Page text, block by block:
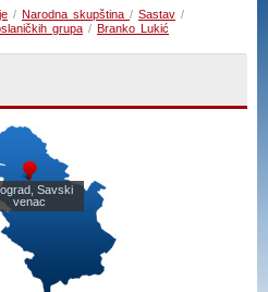
/ Narodna skupština / Sastav /
grupa / Branko Lukić
Savski
venac